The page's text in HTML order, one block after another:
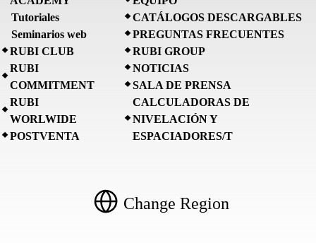
Tutoriales
Seminarios web
RUBI CLUB
RUBI
COMMITMENT
RUBI
WORLWIDE
POSTVENTA
CATÁLOGOS DESCARGABLES
PREGUNTAS FRECUENTES
RUBI GROUP
NOTICIAS
SALA DE PRENSA
CALCULADORAS DE
NIVELACIÓN Y
ESPACIADORES/T
Change Region